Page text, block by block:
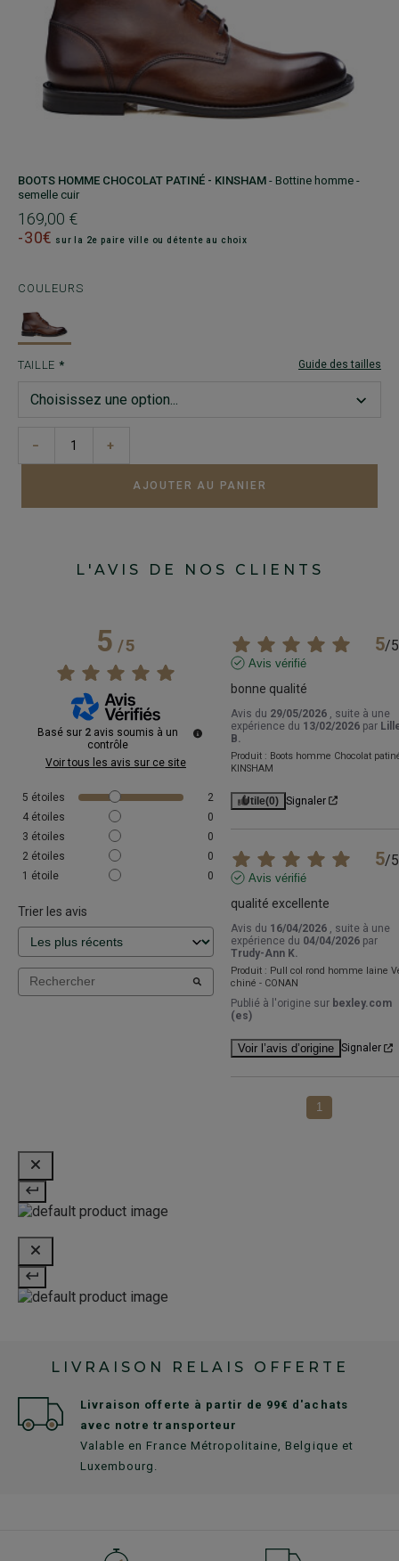
BOOTS HOMME CHOCOLAT PATINÉ - KINSHAM - Bottine homme -
semelle cuir
169,00 €
-30€ sur la 2e paire ville ou détente au choix
COULEURS
TAILLE Guide des tailles
− +
AJOUTER AU PANIER
L'AVIS DE NOS CLIENTS
5/5
Basé sur 2 avis soumis à un
contrôle
Voir tous les avis sur ce site
5 étoiles
2
4 étoiles
0
3 étoiles
0
2 étoiles
0
1 étoile 0
Trier les avis
5/5
Avis vérifié
bonne qualité
Avis du 29/05/2026
, suite à une
expérience du 13/02/2026 par
B.
Produit : Boots homme Chocolat
KINSHAM
Utile(0) Signaler
5/5
Avis vérifié
qualité excellente
Avis du 16/04/2026
, suite à une
expérience du 04/04/2026 par
Trudy-Ann K.
Produit : Pull col rond homme laine
chiné - CONAN
Publié à l'origine sur bexley.com
(es)
Voir l’avis d’origine Signaler
1
LIVRAISON RELAIS OFFERTE
Livraison offerte à partir de 99€ d'achats
avec notre transporteur
Valable en France Métropolitaine, Belgique et
Luxembourg.